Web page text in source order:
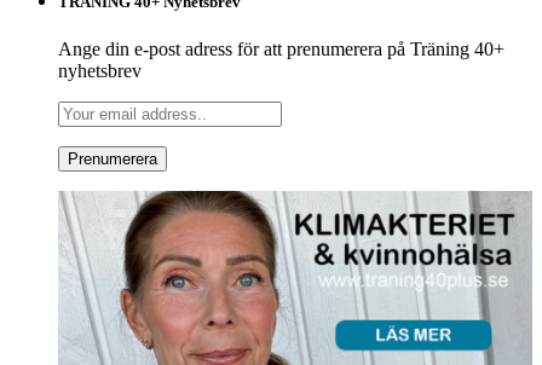
Ange din e-post adress för att prenumerera på Träning 40+
nyhetsbrev